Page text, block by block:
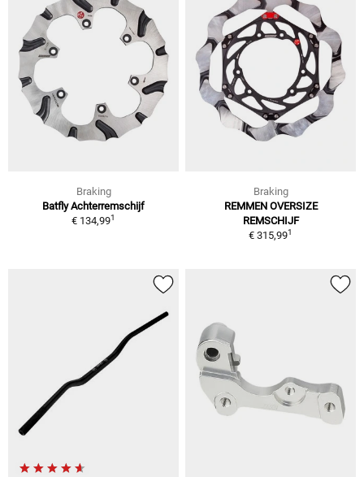
Braking
Batfly Achterremschijf
€ 134,991
Braking
REMMEN OVERSIZE
REMSCHIJF
€ 315,991